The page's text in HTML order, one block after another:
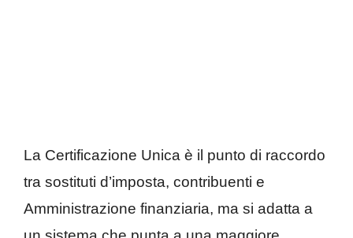
La Certificazione Unica è il punto di raccordo
tra sostituti d’imposta, contribuenti e
Amministrazione finanziaria, ma si adatta a